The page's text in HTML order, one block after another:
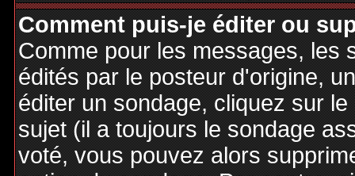
Comment puis-je éditer ou
Comme pour les messages, les
édités par le posteur d'origine,
éditer un sondage, cliquez sur
sujet (il a toujours le sondage
voté, vous pouvez alors